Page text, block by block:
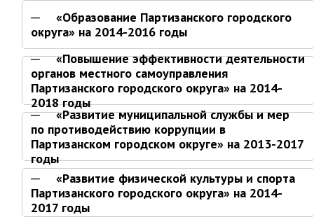
июль 2025 г.
июнь 2025 г.
май 2025 г.
апрель 2025 г.
март 2025 г.
февраль 2025 г.
январь 2025 г.
Администрация
СТРУКТУРА
«Образование Партизанского городского
округа» на 2014-2016 годы
«Повышение эффективности деятельности
органов местного самоуправления
Партизанского городского округа» на 2014-
2018 годы
«Развитие муниципальной службы и мер
по противодействию коррупции в
Партизанском городском округе» на 2013-2017
годы
«Развитие физической культуры и спорта
Партизанского городского округа» на 2014-
2017 годы